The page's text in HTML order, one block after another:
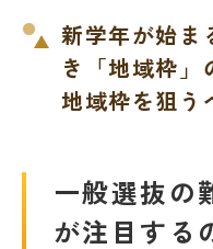
企業・
新学年が始ま
き「地域枠」
地域枠を狙う
一般選抜の
が注目する